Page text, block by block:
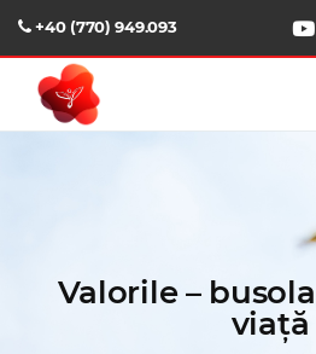
+40 (770) 949.093
Valorile –
viață